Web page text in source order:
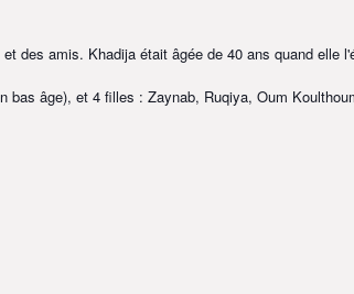
des amis. Khadija était âgée de 40 ans quand elle
bas âge), et 4 filles : Zaynab, Ruqiya, Oum